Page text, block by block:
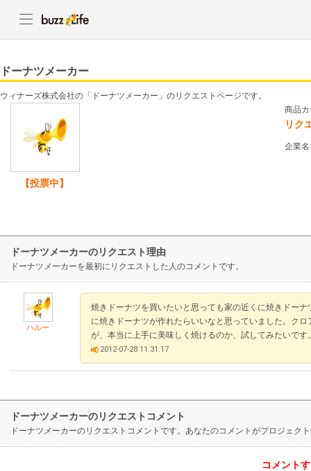
ドーナツメーカー
ウィナーズ株式会社の「ドーナツメーカー」のリクエストページです。
【投票中】
商品
リク
企業
ドーナツメーカーのリクエスト理由
ドーナツメーカーを最初にリクエストした人のコメントです。
ハルー
焼きドーナツを買いたいと思っても家の近くに焼きドー
に焼きドーナツが作れたらいいなと思っていました。ク
が、本当に上手に美味しく焼けるのか、試してみたいです
2012-07-28 11:31:17
ドーナツメーカーのリクエストコメント
ドーナツメーカーのリクエストコメントです。あなたのコメントがプロジェク
コメント